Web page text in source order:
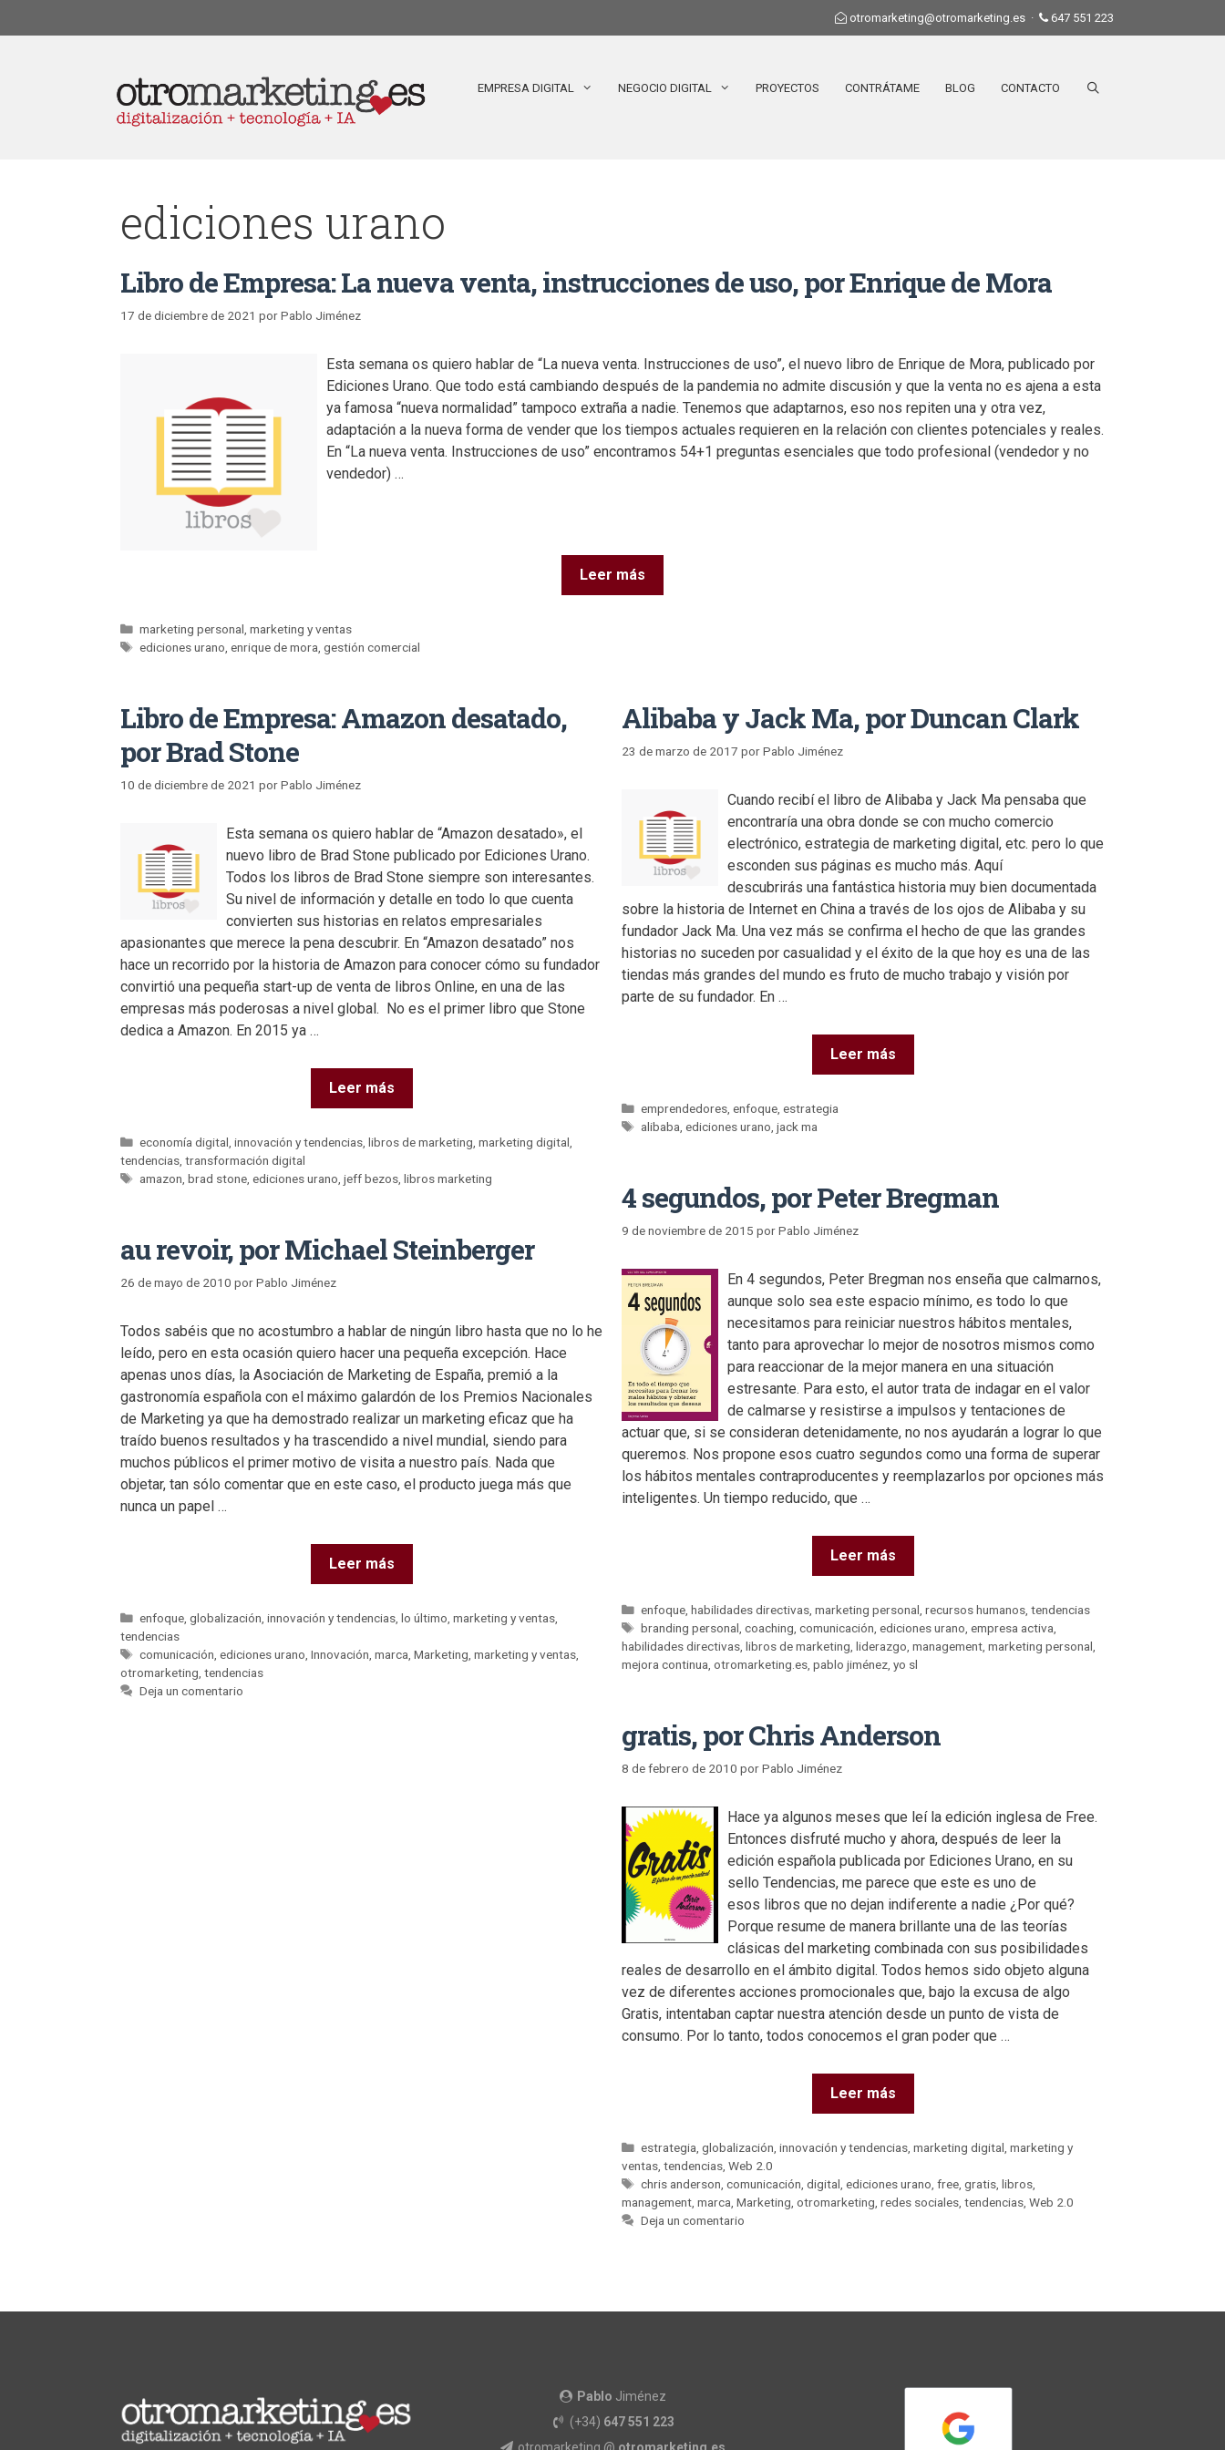
otromarketing@otromarketing.es · 647 551 223
EMPRESA DIGITAL NEGOCIO DIGITAL PROYECTOS CONTRÁTAME BLOG CONTACTO
ediciones urano
Libro de Empresa: La nueva venta, instrucciones de uso, por Enrique de Mora
17 de diciembre de 2021 porPablo Jiménez
Esta semana os quiero hablar de “La nueva venta. Instrucciones de uso”, el nuevo libro de Enrique de Mora, publicado por
Ediciones Urano. Que todo está cambiando después de la pandemia no admite discusión y que la venta no es ajena a esta
ya famosa “nueva normalidad” tampoco extraña a nadie. Tenemos que adaptarnos, eso nos repiten una y otra vez,
adaptación a la nueva forma de vender que los tiempos actuales requieren en la relación con clientes potenciales y reales.
En “La nueva venta. Instrucciones de uso” encontramos 54+1 preguntas esenciales que todo profesional (vendedor y no
vendedor) …
Leer más
marketing personal ,marketing y ventas
ediciones urano ,enrique de mora ,gestión comercial
Libro de Empresa: Amazon desatado,
por Brad Stone
10 de diciembre de 2021 porPablo Jiménez
Esta semana os quiero hablar de “Amazon desatado», el
nuevo libro de Brad Stone publicado por Ediciones Urano.
Todos los libros de Brad Stone siempre son interesantes.
Su nivel de información y detalle en todo lo que cuenta
convierten sus historias en relatos empresariales
apasionantes que merece la pena descubrir. En “Amazon desatado” nos
hace un recorrido por la historia de Amazon para conocer cómo su fundador
convirtió una pequeña start-up de venta de libros Online, en una de las
empresas más poderosas a nivel global. No es el primer libro que Stone
dedica a Amazon. En 2015 ya …
Leer más
economía digital ,innovación y tendencias ,libros de marketing ,marketing digital
tendencias transformación digital
amazon ,brad stone ,ediciones urano ,jeff bezos ,libros marketing
Alibaba y Jack Ma, por Duncan Clark
23 de marzo de 2017 porPablo Jiménez
Cuando recibí el libro de Alibaba y Jack Ma pensaba que
encontraría una obra donde se con mucho comercio
electrónico, estrategia de marketing digital, etc. pero lo que
esconden sus páginas es mucho más. Aquí
descubrirás una fantástica historia muy bien documentada
sobre la historia de Internet en China a través de los ojos de Alibaba y su
fundador Jack Ma. Una vez más se confirma el hecho de que las grandes
historias no suceden por casualidad y el éxito de la que hoy es una de las
tiendas más grandes del mundo es fruto de mucho trabajo y visión por
parte de su fundador. En …
Leer más
emprendedores ,enfoque ,estrategia
alibaba ,ediciones urano ,jack ma
4 segundos, por Peter Bregman
9 de noviembre de 2015 porPablo Jiménez
En 4 segundos, Peter Bregman nos enseña que calmarnos,
aunque solo sea este espacio mínimo, es todo lo que
necesitamos para reiniciar nuestros hábitos mentales,
tanto para aprovechar lo mejor de nosotros mismos como
para reaccionar de la mejor manera en una situación
estresante. Para esto, el autor trata de indagar en el valor
de calmarse y resistirse a impulsos y tentaciones de
actuar que, si se consideran detenidamente, no nos ayudarán a lograr lo que
queremos. Nos propone esos cuatro segundos como una forma de superar
los hábitos mentales contraproducentes y reemplazarlos por opciones más
inteligentes. Un tiempo reducido, que …
Leer más
enfoque ,habilidades directivas ,marketing personal ,recursos humanos ,tendencias
branding personal ,coaching ,comunicación ,ediciones urano ,empresa activa
habilidades directivas libros de marketing liderazgo management marketing personal
mejora continua otromarketing.es pablo jiménez yo sl
au revoir, por Michael Steinberger
26 de mayo de 2010 porPablo Jiménez
Todos sabéis que no acostumbro a hablar de ningún libro hasta que no lo he
leído, pero en esta ocasión quiero hacer una pequeña excepción. Hace
apenas unos días, la Asociación de Marketing de España, premió a la
gastronomía española con el máximo galardón de los Premios Nacionales
de Marketing ya que ha demostrado realizar un marketing eficaz que ha
traído buenos resultados y ha trascendido a nivel mundial, siendo para
muchos públicos el primer motivo de visita a nuestro país. Nada que
objetar, tan sólo comentar que en este caso, el producto juega más que
nunca un papel …
Leer más
enfoque ,globalización ,innovación y tendencias ,lo último ,marketing y ventas
tendencias
comunicación ,ediciones urano ,Innovación ,marca ,Marketing ,marketing y ventas
otromarketing tendencias
Deja un comentario
gratis, por Chris Anderson
8 de febrero de 2010 porPablo Jiménez
Hace ya algunos meses que leí la edición inglesa de Free.
Entonces disfruté mucho y ahora, después de leer la
edición española publicada por Ediciones Urano, en su
sello Tendencias, me parece que este es uno de
esos libros que no dejan indiferente a nadie ¿Por qué?
Porque resume de manera brillante una de las teorías
clásicas del marketing combinada con sus posibilidades
reales de desarrollo en el ámbito digital. Todos hemos sido objeto alguna
vez de diferentes acciones promocionales que, bajo la excusa de algo
Gratis, intentaban captar nuestra atención desde un punto de vista de
consumo. Por lo tanto, todos conocemos el gran poder que …
Leer más
estrategia ,globalización ,innovación y tendencias ,marketing digital ,marketing y
ventas tendencias Web 2.0
chris anderson ,comunicación ,digital ,ediciones urano ,free ,gratis ,libros
management marca Marketing otromarketing redes sociales tendencias Web 2.0
Deja un comentario
Pablo Jiménez
(+34) 647 551 223